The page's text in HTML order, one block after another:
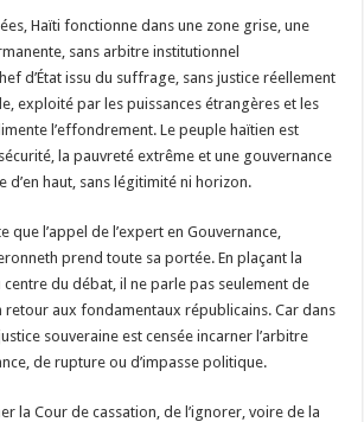
Haïti fonctionne dans une zone grise, une
sans arbitre institutionnel
d’État issu du suffrage, sans justice réellement
exploité par les puissances étrangères et les
l’effondrement. Le peuple haïtien est
la pauvreté extrême et une gouvernance
d’en haut, sans légitimité ni horizon.
que l’appel de l’expert en Gouvernance,
prend toute sa portée. En plaçant la
centre du débat, il ne parle pas seulement de
retour aux fondamentaux républicains. Car dans
souveraine est censée incarner l’arbitre
de rupture ou d’impasse politique.
la Cour de cassation, de l’ignorer, voire de la